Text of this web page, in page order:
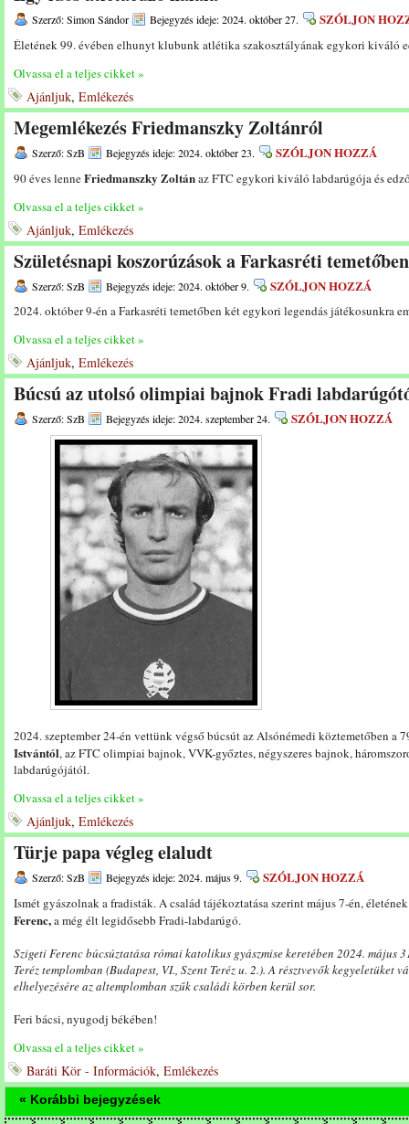
Szerző: Simon Sándor Bejegyzés ideje: 2024. október 27. SZÓLJON
Életének 99. évében elhunyt klubunk atlétika szakosztályának egykori kiváló
Olvassa el a teljes cikket »
Ajánljuk, Emlékezés
Megemlékezés Friedmanszky Zoltánról
Szerző: SzB Bejegyzés ideje: 2024. október 23. SZÓLJON HOZZÁ
90 éves lenneFriedmanszky Zoltánaz FTC egykori kiváló labdarúgója és
Olvassa el a teljes cikket »
Ajánljuk, Emlékezés
Születésnapi koszorúzások a Farkasréti temetőben
Szerző: SzB Bejegyzés ideje: 2024. október 9. SZÓLJON HOZZÁ
2024. október 9-én a Farkasréti temetőben két egykori legendás játékosunkra
Olvassa el a teljes cikket »
Ajánljuk, Emlékezés
Búcsú az utolsó olimpiai bajnok Fradi
Szerző: SzB Bejegyzés ideje: 2024. szeptember 24. SZÓLJON HOZZÁ
2024. szeptember 24-én vettünk végső búcsút az Alsónémedi köztemetőben a
Istvántól, az FTC olimpiai bajnok, VVK-győztes, négyszeres bajnok,
labdarúgójától.
Olvassa el a teljes cikket »
Ajánljuk, Emlékezés
Türje papa végleg elaludt
Szerző: SzB Bejegyzés ideje: 2024. május 9. SZÓLJON HOZZÁ
Ismét gyászolnak a fradisták. A család tájékoztatása szerint május 7-én,
Ferenc,a még élt legidősebb Fradi-labdarúgó.
Szigeti Ferenc búcsúztatása római katolikus gyászmise keretében 2024. május
Teréz templomban (Budapest, VI., Szent Teréz u. 2.). A résztvevők
elhelyezésére az altemplomban szűk családi körben kerül sor.
Feri bácsi, nyugodj békében!
Olvassa el a teljes cikket »
Baráti Kör - Információk, Emlékezés
« Korábbi bejegyzések